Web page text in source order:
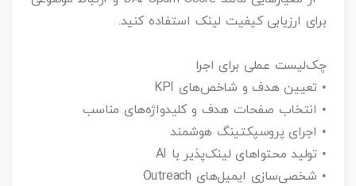
برای ارزیابی کیفیت لینک استفاده کنید.
چک‌لیست عملی برای اجرا
• تعیین هدف و شاخص‌های KPI
• انتخاب صفحات هدف و کلیدواژه‌های مناسب
• اجرای پروسپکتینگ هوشمند
• تولید محتواهای لینک‌پذیر با AI
• شخصی‌سازی ایمیل‌های Outreach